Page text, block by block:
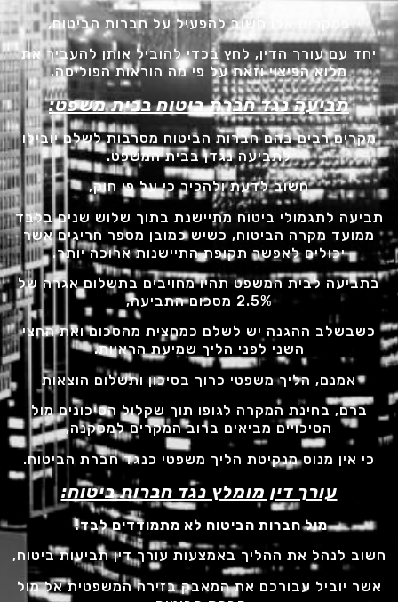
במקרים אלו חשוב להפעיל על חברות הביטוח,
יחד עם עורך הדין, לחץ בכדי להוביל אותן להעביר את
מלוא הפיצוי וזאת על פי מה הוראות הפוליסה.
תביעה נגד חברת ביטוח בבית משפט:
מקרים רבים בהם חברות הביטוח מסרבות לשלם יובילו
לתביעה נגדן בבית המשפט.
חשוב לדעת ולהכיר כי על פי חוק,
תביעה לתגמולי ביטוח מתיישנת בתוך שלוש שנים בלבד
ממועד מקרה הביטוח, כשיש כמובן מספר חריגים אשר
יכולים לאפשר תקופת התיישנות ארוכה יותר.
בתביעה לבית המשפט תהיו מחויבים בתשלום אגרה של
2.5% מסכום התביעה,
כשבשלב ההגנה יש לשלם כמחצית מהסכום ואת החצי
השני לפני הליך שמיעת הראיות.
אמנם, הליך משפטי כרוך בסיכון ותשלום הוצאות
ברם, בחינת המקרה לגופו תוך שקלול הסיכונים מול
הסיכויים מביאים ברוב המקרים למסקנה,
כי אין מנוס מנקיטת הליך משפטי כנגד חברת הביטוח.
עורך דין מומלץ נגד חברות ביטוח:
מול חברות הביטוח לא מתמודדים לבד!
חשוב לנהל את ההליך באמצעות עורך דין תביעות ביטוח,
אשר יוביל עבורכם את המאבק בזירה המשפטית אל מול